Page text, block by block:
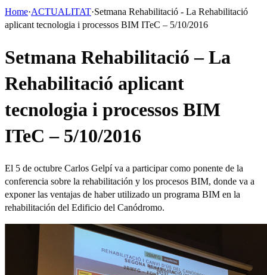
Home·ACTUALITAT·Setmana Rehabilitació - La Rehabilitació
aplicant tecnologia i processos BIM ITeC – 5/10/2016
Setmana Rehabilitació – La
Rehabilitació aplicant
tecnologia i processos BIM
ITeC – 5/10/2016
El 5 de octubre Carlos Gelpí va a participar como ponente de la
conferencia sobre la rehabilitación y los procesos BIM, donde va a
exponer las ventajas de haber utilizado un programa BIM en la
rehabilitación del Edificio del Canódromo.